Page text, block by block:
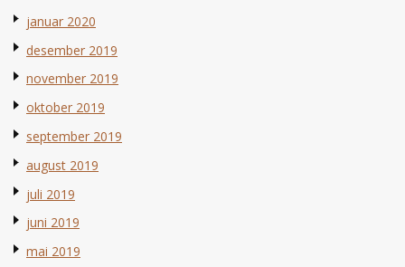
januar 2020
desember 2019
november 2019
oktober 2019
september 2019
august 2019
juli 2019
juni 2019
mai 2019